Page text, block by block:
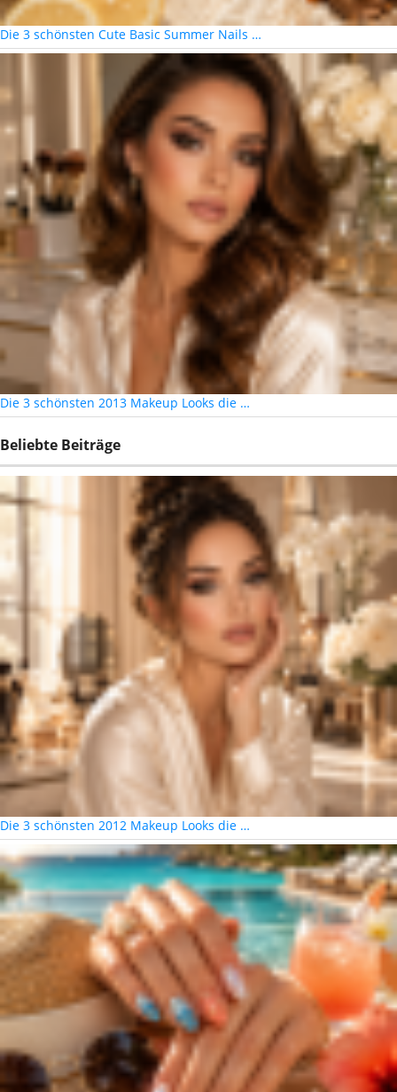
Die 3 schönsten Cute Basic Summer Nails …
Die 3 schönsten 2013 Makeup Looks die …
Beliebte Beiträge
Die 3 schönsten 2012 Makeup Looks die …